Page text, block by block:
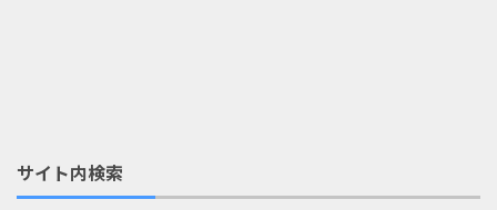
サイト内検索